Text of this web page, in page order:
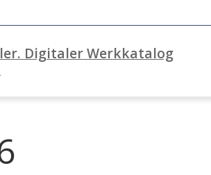
Digitaler Werkkatalog